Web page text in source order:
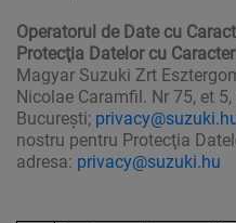
Operatorul de Date cu
Protecţia Datelor cu
Magyar Suzuki Zrt
Nicolae Caramfil. Nr 75, et 5,
Bucureşti;
nostru pentru Protecţia
adresa: privacy@suzuki.hu